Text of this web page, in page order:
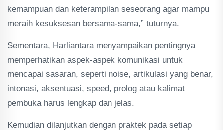
kemampuan dan keterampilan seseorang agar mampu
meraih kesuksesan bersama-sama,” tuturnya.
Sementara, Harliantara menyampaikan pentingnya
memperhatikan aspek-aspek komunikasi untuk
mencapai sasaran, seperti noise, artikulasi yang benar,
intonasi, aksentuasi, speed, prolog atau kalimat
pembuka harus lengkap dan jelas.
Kemudian dilanjutkan dengan praktek pada setiap